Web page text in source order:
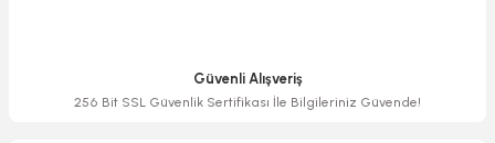
Ürün bilgilerinde hatalar bulunuyor.
Güvenli Alışveriş
256 Bit SSL Güvenlik Sertifikası İle Bilgileriniz Güvende!